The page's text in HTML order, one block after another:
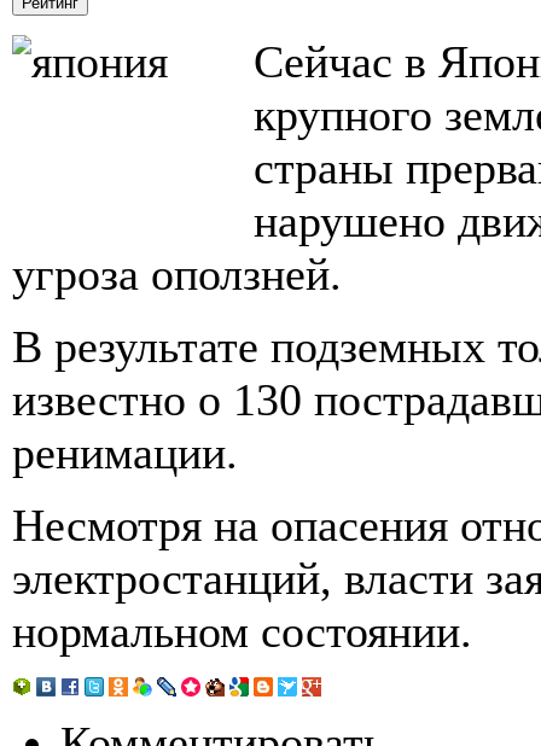
Сейчас в
крупного
страны
нарушено
угроза оползней.
В результате подземных
известно о 130
ренимации.
Несмотря на опасения
электростанций, власти
нормальном состоянии.